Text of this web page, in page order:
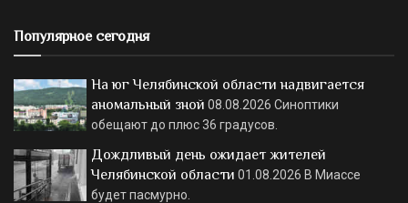
Популярное сегодня
На юг Челябинской области надвигается
аномальный зной 08.08.2026 Синоптики
обещают до плюс 36 градусов.
Дождливый день ожидает жителей
Челябинской области 01.08.2026 В Миассе
будет пасмурно.